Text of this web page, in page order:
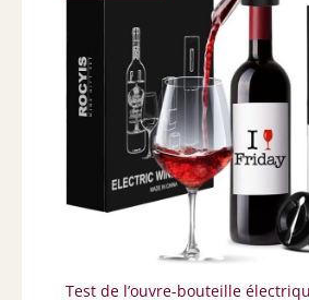
Test de l’ouvre-bouteille